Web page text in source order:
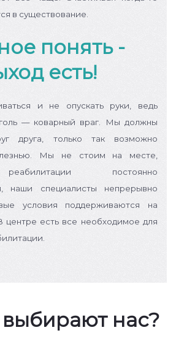
в существование.
понять -
есть!
и не опускать руки, ведь
— коварный враг. Мы должны
друга, только так возможно
Мы не стоим на месте,
постоянно
наши специалисты непрерывно
условия поддерживаются на
центре есть все необходимое для
нас?